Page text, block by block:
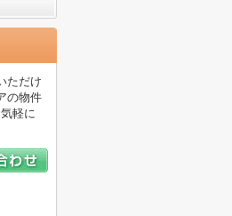
ただけ
の物件
軽に